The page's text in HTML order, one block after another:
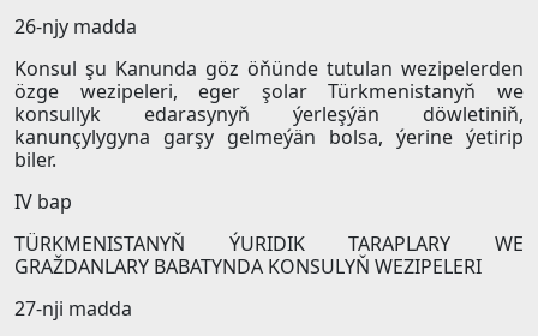
26-njy madda
Konsul şu Kanunda göz öňünde tutulan wezipelerden
özge wezipeleri, eger şolar Türkmenistanyň we
konsullyk edarasynyň ýerleşýän döwletiniň,
kanunçylygyna garşy gelmeýän bolsa, ýerine ýetirip
biler.
IV bap
TÜRKMENISTANYŇ ÝURIDIK TARAPLARY WE
GRAŽDANLARY BABATYNDA KONSULYŇ WEZIPELERI
27-nji madda